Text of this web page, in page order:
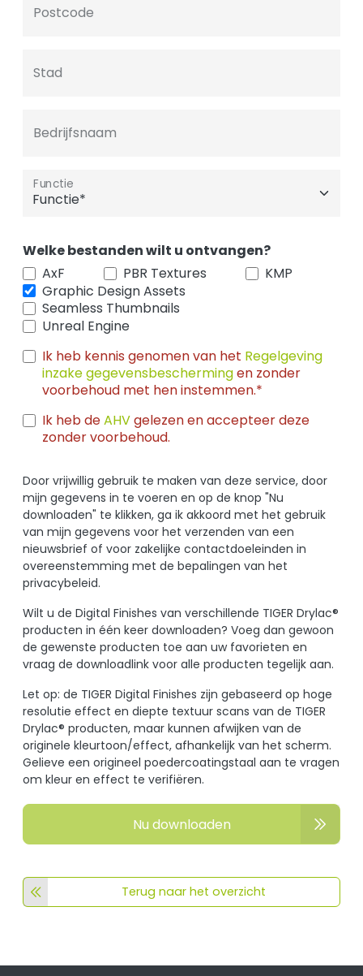
Postcode
Stad
Bedrijfsnaam
Functie
Welke bestanden wilt u ontvangen?
AxF
PBR Textures
KMP
Graphic Design Assets
Seamless Thumbnails
Unreal Engine
Ik heb kennis genomen van het Regelgeving
inzake gegevensbeschermingen zonder
voorbehoud met hen instemmen.*
Ik heb deAHVgelezen en accepteer deze
zonder voorbehoud.
Door vrijwillig gebruik te maken van deze service, door
mijn gegevens in te voeren en op de knop "Nu
downloaden" te klikken, ga ik akkoord met het gebruik
van mijn gegevens voor het verzenden van een
nieuwsbrief of voor zakelijke contactdoeleinden in
overeenstemming met de bepalingen van het
privacybeleid.
Wilt u de Digital Finishes van verschillende TIGER Drylac®
producten in één keer downloaden? Voeg dan gewoon
de gewenste producten toe aan uw favorieten en
vraag de downloadlink voor alle producten tegelijk aan.
Let op: de TIGER Digital Finishes zijn gebaseerd op hoge
resolutie effect en diepte textuur scans van de TIGER
Drylac® producten, maar kunnen afwijken van de
originele kleurtoon/effect, afhankelijk van het scherm.
Gelieve een origineel poedercoatingstaal aan te vragen
om kleur en effect te verifiëren.
Nu downloaden
Terug naar het overzicht